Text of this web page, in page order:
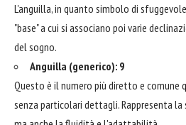
L'anguilla, in quanto simbolo di
"base" a cui si associano poi varie
del sogno.
Anguilla (generico): 9
Questo è il numero più diretto e comune
senza particolari dettagli. Rappresenta la